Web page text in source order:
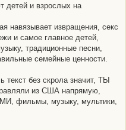
детей и взрослых на
навязывает извращения, секс
и самое главное детей,
традиционные песни,
семейные ценности.
текст без скрола значит, ТЫ
из США напрямую,
фильмы, музыку, мультики,